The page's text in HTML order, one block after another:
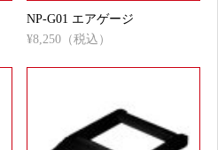
NP-G01 エアゲージ
¥8,250（税込）